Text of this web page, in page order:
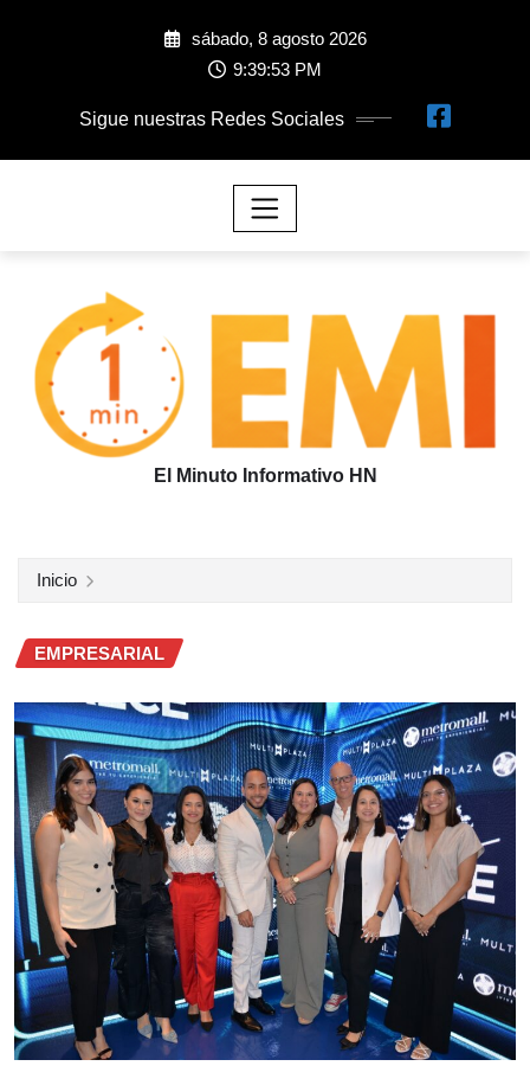
sábado, 8 agosto 2026
9:39:55 PM
Sigue nuestras Redes Sociales
El Minuto Informativo HN
Inicio
EMPRESARIAL